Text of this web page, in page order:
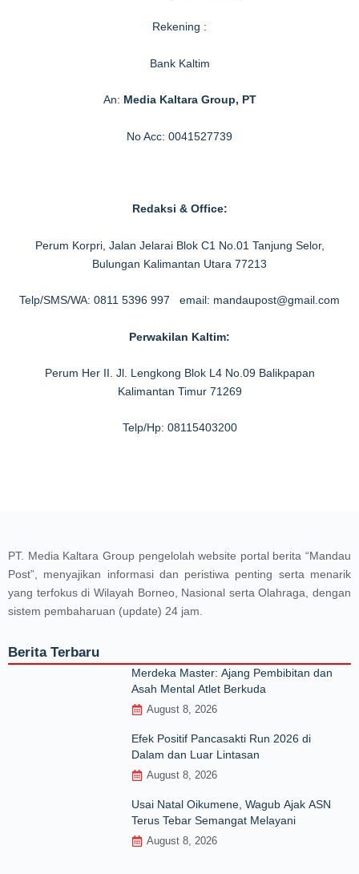
Rekening :
Bank Kaltim
An: Media Kaltara Group, PT
No Acc: 0041527739
Redaksi & Office:
Perum Korpri, Jalan Jelarai Blok C1 No.01 Tanjung Selor,
Bulungan Kalimantan Utara 77213
Telp/SMS/WA: 0811 5396 997 email: mandaupost@gmail.com
Perwakilan Kaltim:
Perum Her II. Jl. Lengkong Blok L4 No.09 Balikpapan
Kalimantan Timur 71269
Telp/Hp: 08115403200
PT. Media Kaltara Group pengelolah website portal berita “Mandau
Post”, menyajikan informasi dan peristiwa penting serta menarik
yang terfokus di Wilayah Borneo, Nasional serta Olahraga, dengan
sistem pembaharuan (update) 24 jam.
Berita Terbaru
Merdeka Master: Ajang Pembibitan dan
Asah Mental Atlet Berkuda
August 8, 2026
Efek Positif Pancasakti Run 2026 di
Dalam dan Luar Lintasan
August 8, 2026
Usai Natal Oikumene, Wagub Ajak ASN
Terus Tebar Semangat Melayani
August 8, 2026